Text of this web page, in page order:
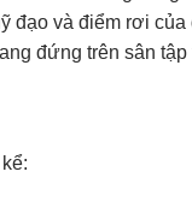
đạo và điểm rơi
đứng trên sân tập